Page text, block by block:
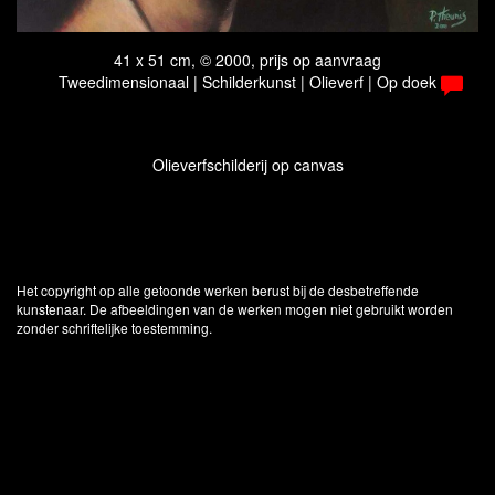
41 x 51 cm, © 2000, prijs op aanvraag
Tweedimensionaal | Schilderkunst | Olieverf | Op doek
Olieverfschilderij op canvas
Het copyright op alle getoonde werken berust bij de desbetreffende
kunstenaar. De afbeeldingen van de werken mogen niet gebruikt worden
zonder schriftelijke toestemming.